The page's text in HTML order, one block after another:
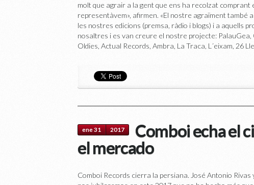
molt que agrair a la gent que ens ha recolzat
representàvem», afirmen. «El nostre agraïment també
les nostres edicions (premsa, ràdio i blogs) i a aquells
nosaltres i es van creure el nostre projecte: PalauGea,
Oldies, Actual Records, Ambra, La Traca, L´eixam, 26
ene 31 2017
Comboi echa el
el mercado
Comboi Records cierra la persiana. José Antonio